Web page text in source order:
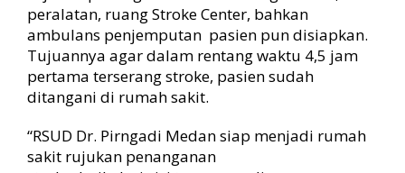
n
i
P
s
i
n
D
peralatan, ruang Stroke Center, bahkan
ambulans penjemputan pasien pun disiapkan.
Tujuannya agar dalam rentang waktu 4,5 jam
pertama terserang stroke, pasien sudah
ditangani di rumah sakit.
“RSUD Dr. Pirngadi Medan siap menjadi rumah
sakit rujukan penanganan